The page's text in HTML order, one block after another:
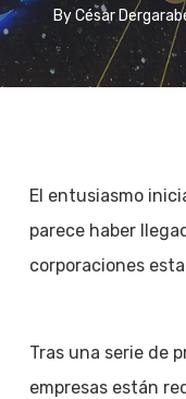
ByCésar
El entusiasmo
parece haber
corporaciones
Tras una serie de
empresas están